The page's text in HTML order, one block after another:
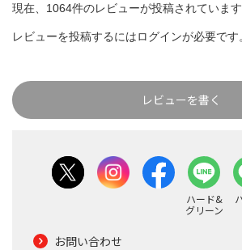
現在、1064件のレビューが投稿されています
レビューを投稿するにはログインが必要です
レビューを書く
ハード&
グリーン
お問い合わせ